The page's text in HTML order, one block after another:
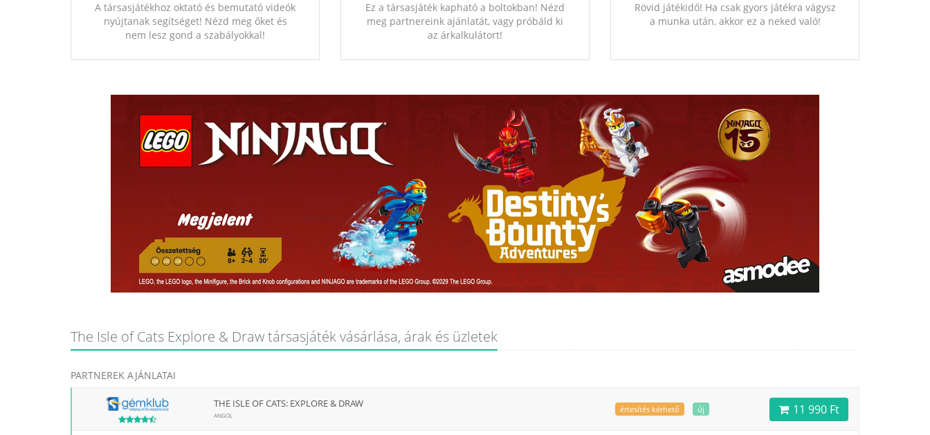
A társasjátékhoz oktató és bemutató videók
nyújtanak segítséget! Nézd meg őket és
nem lesz gond a szabályokkal!
Ez a társasjáték kapható a boltokban! Nézd
meg partnereink ajánlatát, vagy próbáld ki
az árkalkulátort!
Rövid játékidő! Ha csak gyors játékra vágysz
a munka után, akkor ez a neked való!
The Isle of Cats Explore & Draw társasjáték vásárlása, árak és üzletek
PARTNEREK AJÁNLATAI
THE ISLE OF CATS: EXPLORE & DRAW
ANGOL
értesítés kérhető új 11 990 Ft